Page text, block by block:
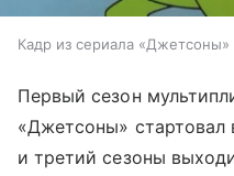
Кадр из сериала «Джетсоны»
Первый сезон
«Джетсоны» стартовал
и третий сезоны